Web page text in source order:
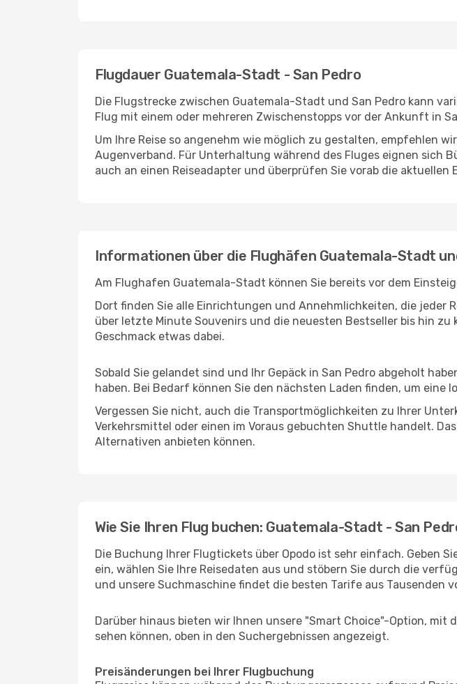
Flugdauer Guatemala-Stadt - San Pedro
Die Flugstrecke zwischen Guatemala-Stadt und San Pedro kann
Flug mit einem oder mehreren Zwischenstopps vor der Ankunft in
Um Ihre Reise so angenehm wie möglich zu gestalten, empfehlen
Augenverband. Für Unterhaltung während des Fluges eignen sich
auch an einen Reiseadapter und überprüfen Sie vorab die aktuellen
Informationen über die Flughäfen Guatemala-Stadt
Am Flughafen Guatemala-Stadt können Sie bereits vor dem
Dort finden Sie alle Einrichtungen und Annehmlichkeiten, die jeder
über letzte Minute Souvenirs und die neuesten Bestseller bis hin
Geschmack etwas dabei.
Sobald Sie gelandet sind und Ihr Gepäck in San Pedro abgeholt
haben. Bei Bedarf können Sie den nächsten Laden finden, um
Vergessen Sie nicht, auch die Transportmöglichkeiten zu Ihrer
Verkehrsmittel oder einen im Voraus gebuchten Shuttle handelt.
Alternativen anbieten können.
Wie Sie Ihren Flug buchen: Guatemala-Stadt - San
Die Buchung Ihrer Flugtickets über Opodo ist sehr einfach. Geben
ein, wählen Sie Ihre Reisedaten aus und stöbern Sie durch die
und unsere Suchmaschine findet die besten Tarife aus Tausenden
Darüber hinaus bieten wir Ihnen unsere "Smart Choice"-Option,
sehen können, oben in den Suchergebnissen angezeigt.
Preisänderungen bei Ihrer Flugbuchung